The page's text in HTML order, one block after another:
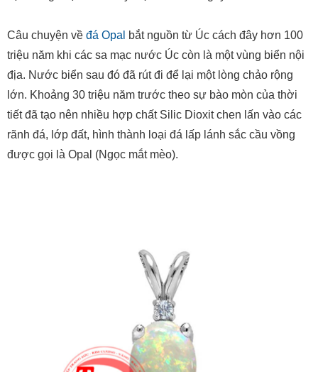
Câu chuyện về đá Opal
bắt nguồn từ Úc cách đây hơn 100
triệu năm khi các sa mạc nước Úc còn là một vùng biển nội
địa. Nước biển sau đó đã rút đi để lại một lòng chảo rộng
lớn. Khoảng 30 triệu năm trước theo sự bào mòn của thời
tiết đã tạo nên nhiều hợp chất Silic Dioxit chen lấn vào các
rãnh đá, lớp đất, hình thành loại đá lấp lánh sắc cầu vồng
được gọi là Opal (Ngọc mắt mèo).